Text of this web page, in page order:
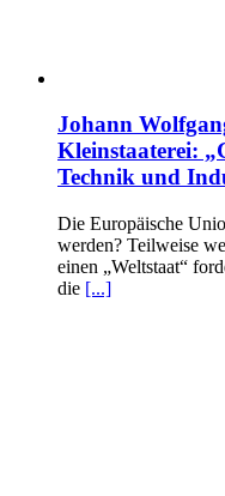
Johann
Kleinstaaterei:
Technik und
Die Europäische
werden? Teilweise
einen „Weltstaat“
die [...]